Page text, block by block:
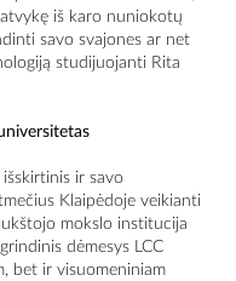
iš karo nuniokotų
savo svajones ar net
studijuojanti Rita
ir savo
Klaipėdoje veikianti
mokslo institucija
dėmesys LCC
bet ir visuomeniniam